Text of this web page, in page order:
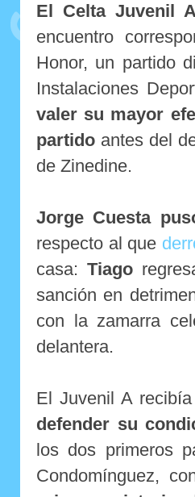
El Celta Juvenil
encuentro
Honor, un partido
Instalaciones
valer su mayor
partido antes del
de Zinedine.
Jorge Cuesta
respecto al que
casa:Tiago
sanción en
con la zamarra
delantera.
El Juvenil A
defender su
los dos primeros
Condomínguez,